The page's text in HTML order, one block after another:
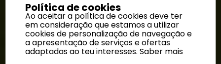
Política de cookies
Ao aceitar a política de cookies deve ter
em consideração que estamos a utilizar
cookies de personalização de navegação e
a apresentação de serviços e ofertas
adaptadas ao teu interesses.Saber mais